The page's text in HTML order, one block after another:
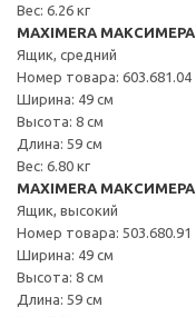
Вес: 6.26 кг
MAXIMERA МАКСИМЕРА
Ящик, средний
Номер товара: 603.681.04
Ширина: 49 см
Высота: 8 см
Длина: 59 см
Вес: 6.80 кг
MAXIMERA МАКСИМЕРА
Ящик, высокий
Номер товара: 503.680.91
Ширина: 49 см
Высота: 8 см
Длина: 59 см